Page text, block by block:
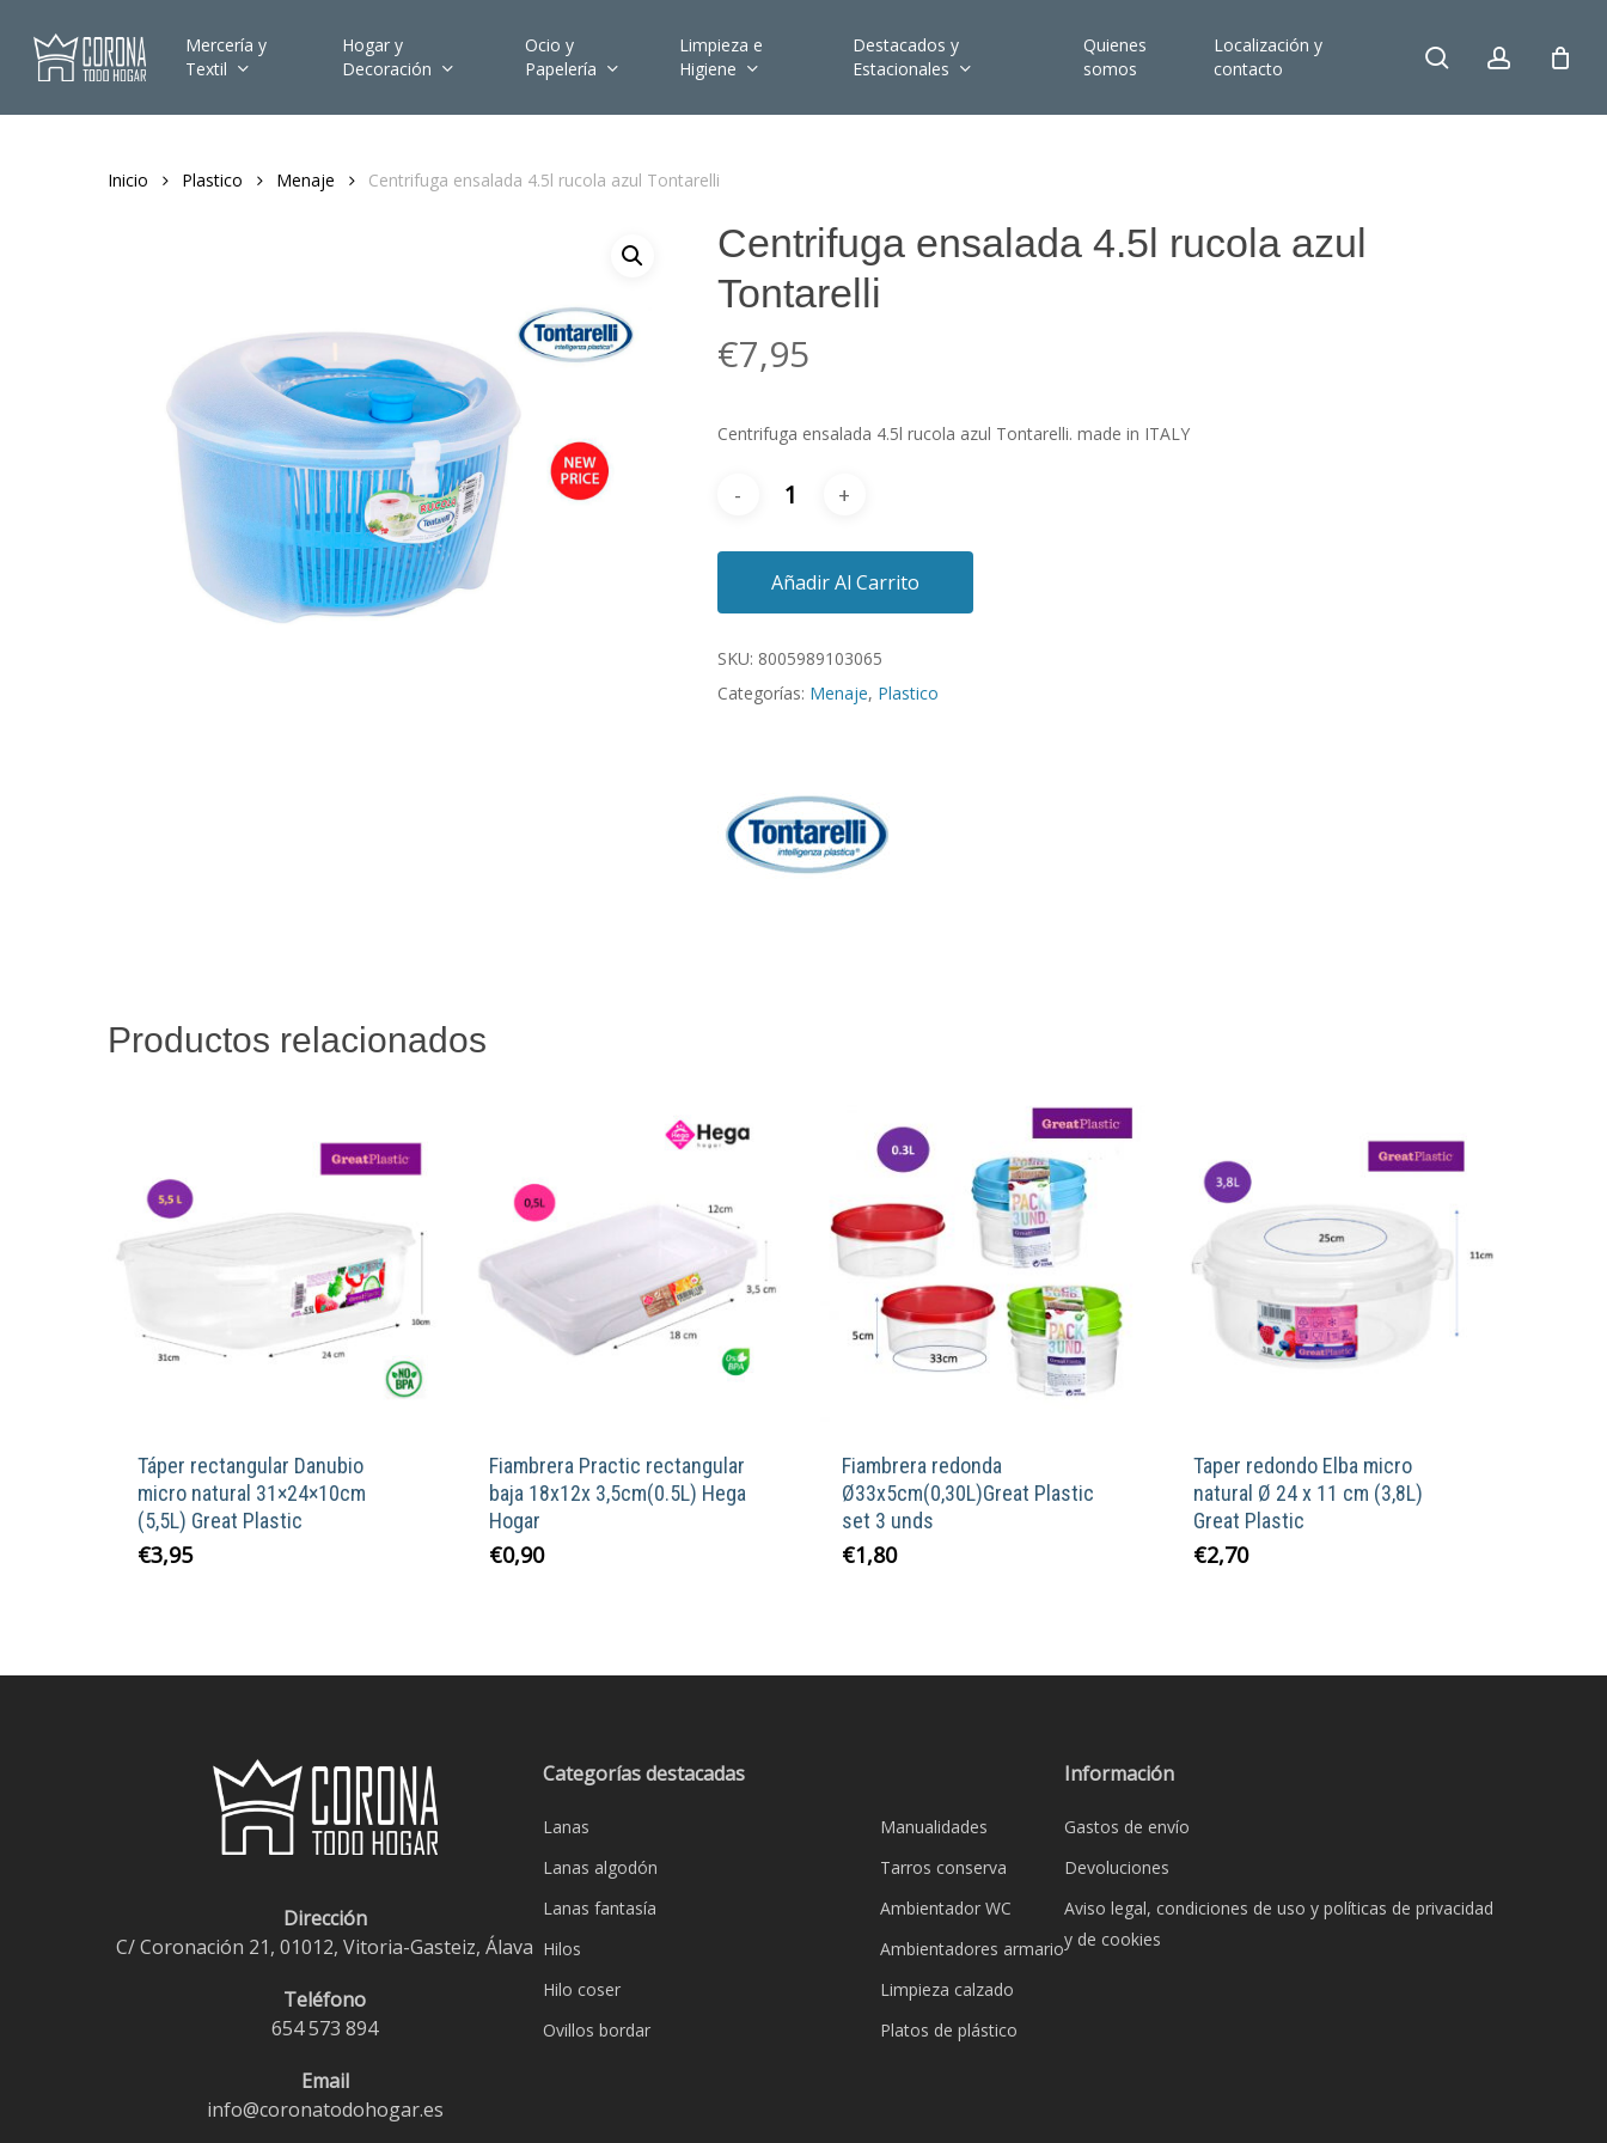
Mercería y
Textil
Hogar y
Decoración
Ocio y
Papelería
Limpieza e
Higiene
Destacados y
Estacionales
Quienes
somos
Localización y
contacto
search account
Inicio Plastico Menaje Centrifuga ensalada 4.5l rucola azul Tontarelli
Centrifuga ensalada 4.5l rucola azul
Tontarelli
€7,95
Centrifuga ensalada 4.5l rucola azul Tontarelli. made in ITALY
Añadir Al Carrito
SKU: 8005989103065
Categorías: Menaje, Plastico
Productos relacionados
Táper rectangular Danubio
micro natural 31×24×10cm
(5,5L) Great Plastic
€3,95
Fiambrera Practic rectangular
baja 18x12x 3,5cm(0.5L) Hega
Hogar
€0,90
Fiambrera redonda
Ø33x5cm(0,30L)Great Plastic
set 3 unds
€1,80
Taper redondo Elba micro
natural Ø 24 x 11 cm (3,8L)
Great Plastic
€2,70
Dirección
C/ Coronación 21, 01012, Vitoria-Gasteiz, Álava
Teléfono
654 573 894
Email
info@coronatodohogar.es
Categorías destacadas
Lanas
Lanas algodón
Lanas fantasía
Hilos
Hilo coser
Ovillos bordar
Manualidades
Tarros conserva
Ambientador WC
Ambientadores armario
Limpieza calzado
Platos de plástico
Información
Gastos de envío
Devoluciones
Aviso legal, condiciones de uso y políticas de privacidad
y de cookies